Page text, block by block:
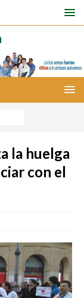
la huelga
con el